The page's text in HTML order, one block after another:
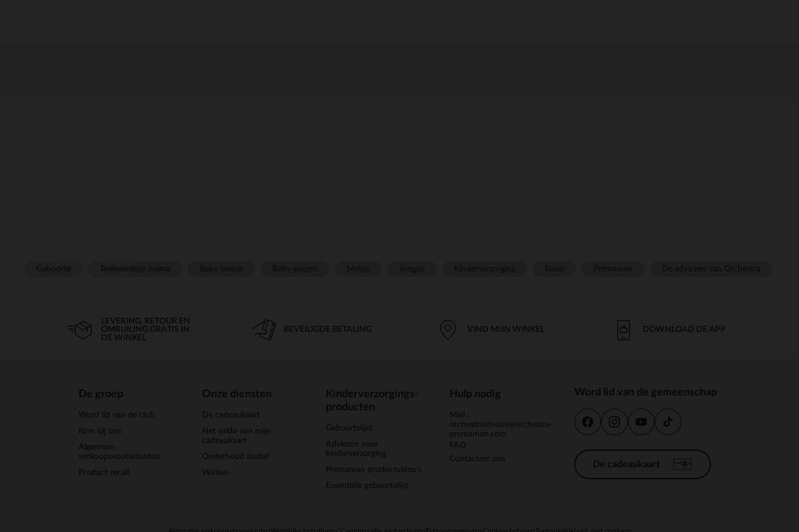
LEVERING, RETOUR EN
OMRUILING GRATIS IN
DE WINKEL
BEVEILIGDE BETALING VIND MIJN WINKEL DOWNLOAD DE APP
De groep
Word lid van de club
Kom bij ons
Algemene
verkoopsvoorwaarden
Product recall
Onze diensten
De cadeaukaart
Het saldo van mijn
cadeaukaart
Onderhoud textiel
Winkel
Kinderverzorgings-
producten
Geboortelijst
Adviezen voor
kinderverzorging
Prémaman productvideo's
Essentiële geboortelijst
Hulp nodig
Mail :
orchestraetvous@orchestra-
premaman.com
FAQ
Contacteer ons
Word lid van de gemeenschap
De cadeaukaart